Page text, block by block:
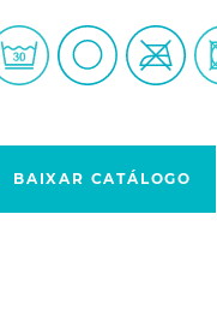
BAIXAR CATÁLOGO